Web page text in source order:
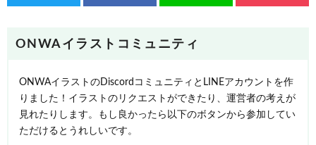
ONWAイラストコミュニティ
ONWAイラストのDiscordコミュニティとLINEアカウントを作
りました！イラストのリクエストができたり、運営者の考えが
見れたりします。もし良かったら以下のボタンから参加してい
ただけるとうれしいです。